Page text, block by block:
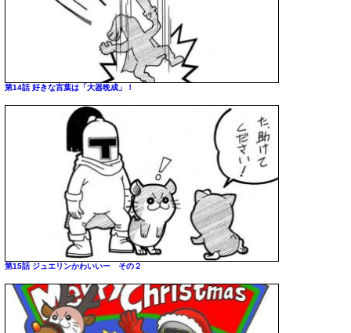
第14話 好きな言葉は「大器晩成」！
第15話 ジュエリンかわいいー その２